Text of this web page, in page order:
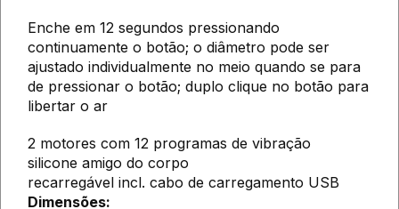
Enche em 12 segundos pressionando
continuamente o botão; o diâmetro pode ser
ajustado individualmente no meio quando se para
de pressionar o botão; duplo clique no botão para
libertar o ar
2 motores com 12 programas de vibração
silicone amigo do corpo
recarregável incl. cabo de carregamento USB
Dimensões: